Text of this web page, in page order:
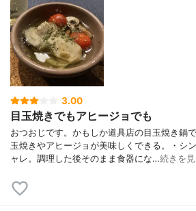
3.00
目玉焼きでもアヒージョでも
おつおじです。かもしか道具店の目玉焼き鍋
玉焼きやアヒージョが美味しくできる。・シ
ャレ。調理した後そのまま食器にな…続きを